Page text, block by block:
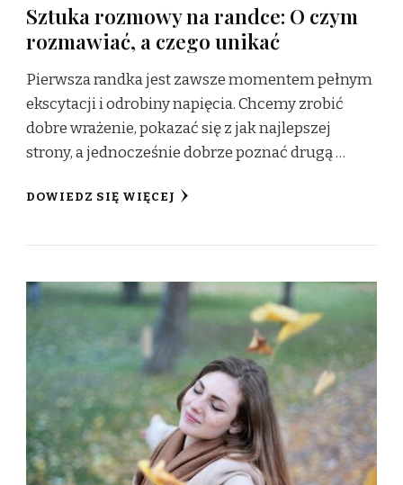
Sztuka rozmowy na randce: O czym
rozmawiać, a czego unikać
Pierwsza randka jest zawsze momentem pełnym
ekscytacji i odrobiny napięcia. Chcemy zrobić
dobre wrażenie, pokazać się z jak najlepszej
strony, a jednocześnie dobrze poznać drugą …
DOWIEDZ SIĘ WIĘCEJ